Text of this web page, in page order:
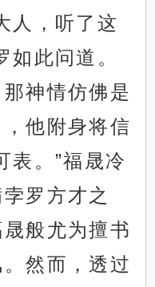
人，听了这
如此问道。
神情仿佛是
他附身将信
表。”福晟冷
罗方才之
般尤为擅书
然而，透过